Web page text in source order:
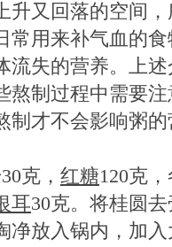
升又回落的空间
用来补气血的食
流失的营养。上
熬制过程中需要
制才不会影响粥
克， 红糖120克
耳30克。将桂圆
净放入锅内，加